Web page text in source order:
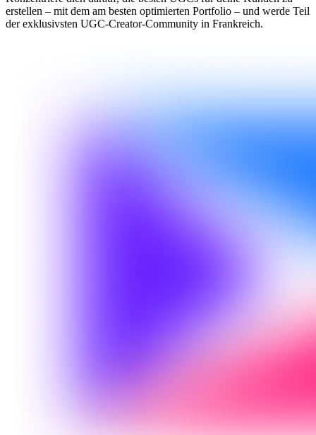
erstellen – mit dem am besten optimierten Portfolio – und werde Teil
der exklusivsten UGC-Creator-Community in Frankreich.